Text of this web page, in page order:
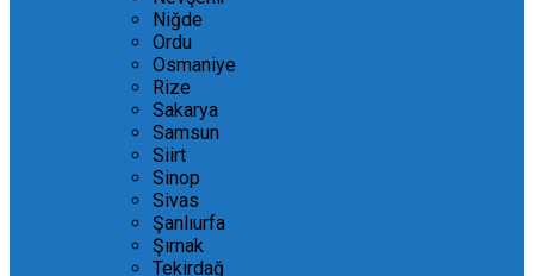
Niğde
Ordu
Osmaniye
Rize
Sakarya
Samsun
Siirt
Sinop
Sivas
Şanlıurfa
Şırnak
Tekirdağ